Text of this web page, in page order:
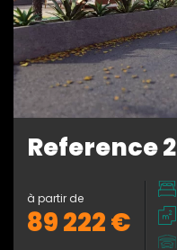
Reference 2
à partir de
89 222 €